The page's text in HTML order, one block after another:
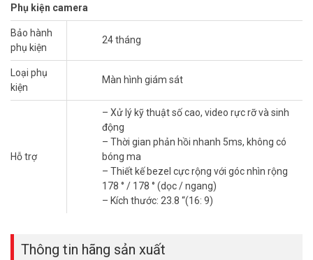
– Cổng ra: HDMI × 1, VGA (D-Sub) × 1, Âm thanh × 1
– Cung cấp năng lượng: AC100 ~ 240V (+/- 10%), 50/60 Hz
– Kích thước: 542,0 x 322,5 x 40,3 mm
– Bảo hành: 24 tháng
– Xuất xứ: Trung Quốc
Quý khách xin vui lòng liên hệ số HOTLINE 1900 9259 để được hỗ
trợ giá tốt nhất. Tham khảo thêm hình ảnh tại Facebook
nhé.
Phụ kiện camera
Bảo hành
phụ kiện
24 tháng
Loại phụ
kiện
Màn hình giám sát
Hỗ trợ
– Xử lý kỹ thuật số cao, video rực rỡ và sinh
động
– Thời gian phản hồi nhanh 5ms, không có
bóng ma
– Thiết kế bezel cực rộng với góc nhìn rộng
178 ° / 178 ° (dọc / ngang)
– Kích thước: 23.8 “(16: 9)
Thông tin hãng sản xuất